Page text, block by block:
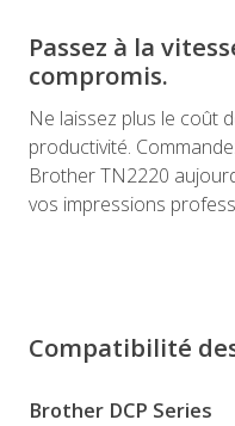
Passez à la
compromis.
Ne laissez plus le coût
productivité.
Brother TN2220
vos impressions
Compatibilité
Brother DCP Series